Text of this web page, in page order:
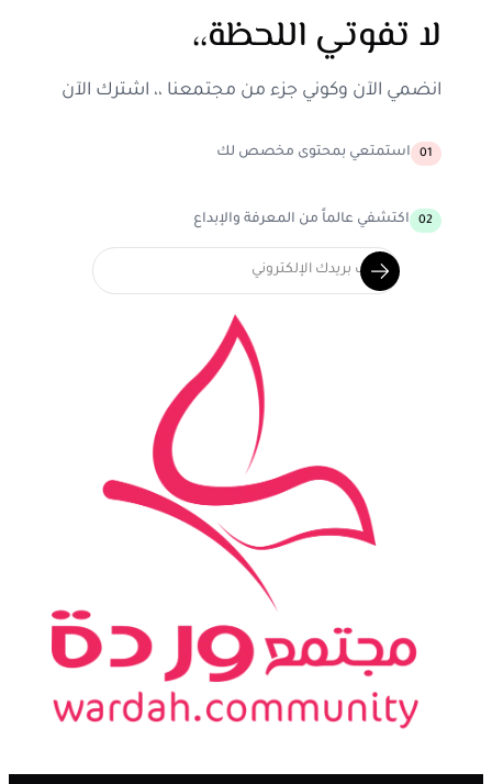
لا تفوتي اللحظة،،
انضمي الآن وكوني جزء من مجتمعنا ،، اشترك الآن
01 استمتعي بمحتوى مخصص لك
02 اكتشفي عالماً من المعرفة والإبداع